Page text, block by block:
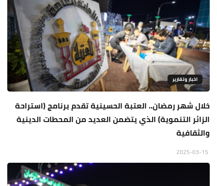
اخبار وتقارير
خلال شهر رمضان.. العتبة الحسينية تقدم برنامج (استراحة
الزائر التنموية) الذي يتضمن العديد من المحطات الدينية
والثقافية